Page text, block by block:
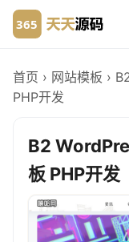
首页 › 网站模板 ›
PHP开发
B2
板 PHP开发